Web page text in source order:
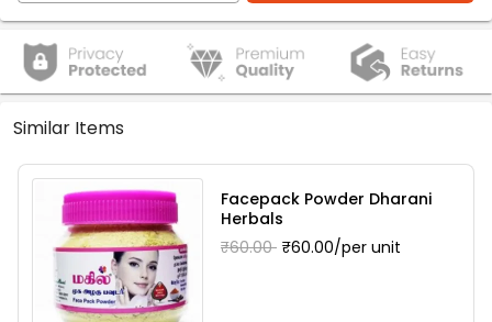
Similar Items
Facepack Powder Dharani
Herbals
₹60.00 ₹60.00/per unit